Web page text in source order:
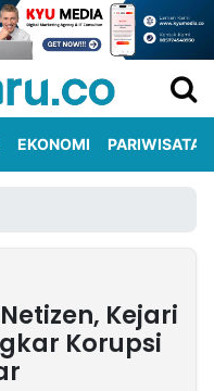
EKONOMI PARIWISATA
Kejari
Korupsi